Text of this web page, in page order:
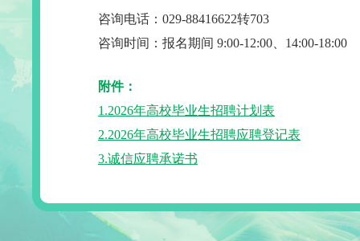
咨询电话：029-88416622转703
咨询时间：报名期间 9:00-12:00、14:00-18:00
附件：
1.2026年高校毕业生招聘计划表
2.2026年高校毕业生招聘应聘登记表
3.诚信应聘承诺书